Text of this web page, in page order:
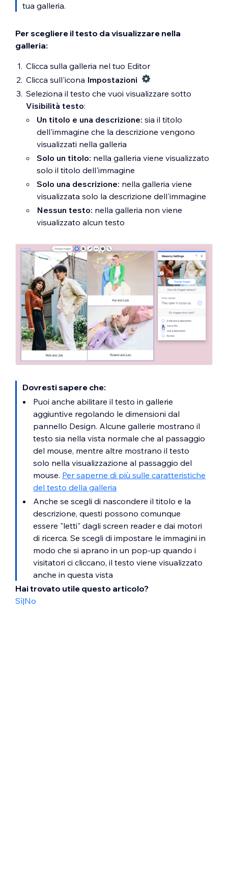
tua galleria.
Per scegliere il testo da visualizzare nella
galleria:
Clicca sulla galleria nel tuo Editor
Clicca sull'icona Impostazioni
Seleziona il testo che vuoi visualizzare sotto
Visibilità testo:
Un titolo e una descrizione: sia il titolo
dell'immagine che la descrizione vengono
visualizzati nella galleria
Solo un titolo: nella galleria viene visualizzato
solo il titolo dell'immagine
Solo una descrizione: nella galleria viene
visualizzata solo la descrizione dell'immagine
Nessun testo: nella galleria non viene
visualizzato alcun testo
Dovresti sapere che:
Puoi anche abilitare il testo in gallerie
aggiuntive regolando le dimensioni dal
pannello Design. Alcune gallerie mostrano il
testo sia nella vista normale che al passaggio
del mouse, mentre altre mostrano il testo
solo nella visualizzazione al passaggio del
mouse. Per saperne di più sulle caratteristiche
del testo della galleria
Anche se scegli di nascondere il titolo e la
descrizione, questi possono comunque
essere "letti" dagli screen reader e dai motori
di ricerca. Se scegli di impostare le immagini in
modo che si aprano in un pop-up quando i
visitatori ci cliccano, il testo viene visualizzato
anche in questa vista
Hai trovato utile questo articolo?
Sì|No